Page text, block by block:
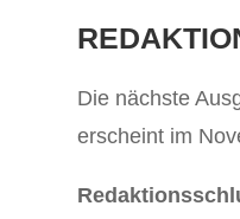
info,
please
Die nächste
erscheint im